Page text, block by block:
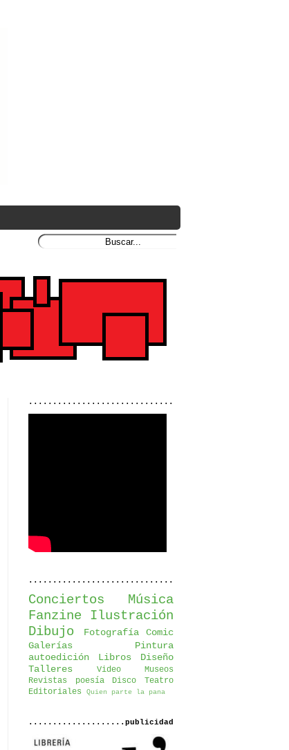
..............................
..............................
Conciertos
Música
Fanzine
Ilustración
Dibujo
Fotografía
Comic
Galerías
Pintura
autoedición
Libros
Diseño
Talleres
Video
Museos
Revistas
poesía Disco
Teatro
Editoriales
Quien parte la pana
....................publicidad